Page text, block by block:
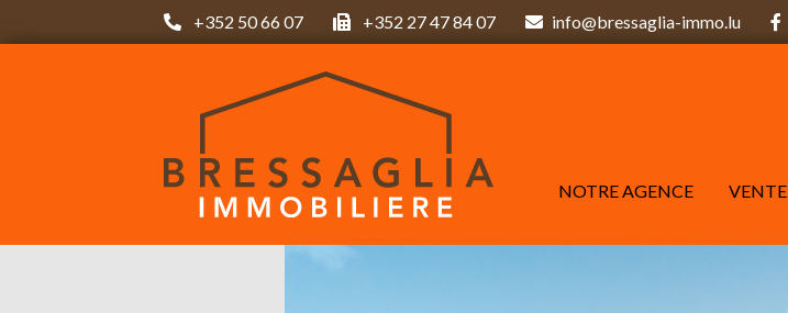
+352 50 66 07 +352 27 47 84 07 info@bressaglia-immo.lu
NOTRE AGENCE VENTE